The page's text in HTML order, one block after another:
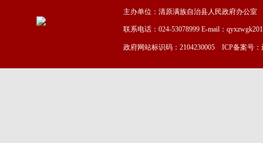
主办单位：清原满族自治县人民政府办公室
联系电话：024-53078999 E-mail：
政府网站标识码：2104230005 ICP备案号：